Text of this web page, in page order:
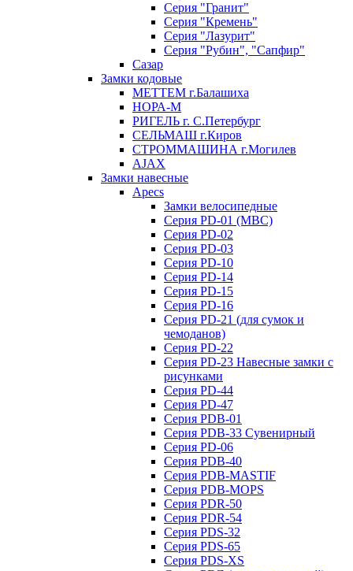
Серия "Гранит"
Серия "Кремень"
Серия "Лазурит"
Серия "Рубин", "Сапфир"
Сазар
Замки кодовые
МЕТТЕМ г.Балашиха
НОРА-М
РИГЕЛЬ г. С.Петербург
СЕЛЬМАШ г.Киров
СТРОММАШИНА г.Могилев
AJAX
Замки навесные
Apecs
Замки велосипедные
Серия PD-01 (МВС)
Серия PD-02
Серия PD-03
Серия PD-10
Серия PD-14
Серия PD-15
Серия PD-16
Серия PD-21 (для сумок и
чемоданов)
Серия PD-22
Серия PD-23 Навесные замки с
рисунками
Серия PD-44
Серия PD-47
Серия PDB-01
Серия PDB-33 Сувенирный
Серия PD-06
Серия PDB-40
Серия PDB-MASTIF
Серия PDB-MOPS
Серия PDR-50
Серия PDR-54
Серия PDS-32
Серия PDS-65
Серия PDS-XS